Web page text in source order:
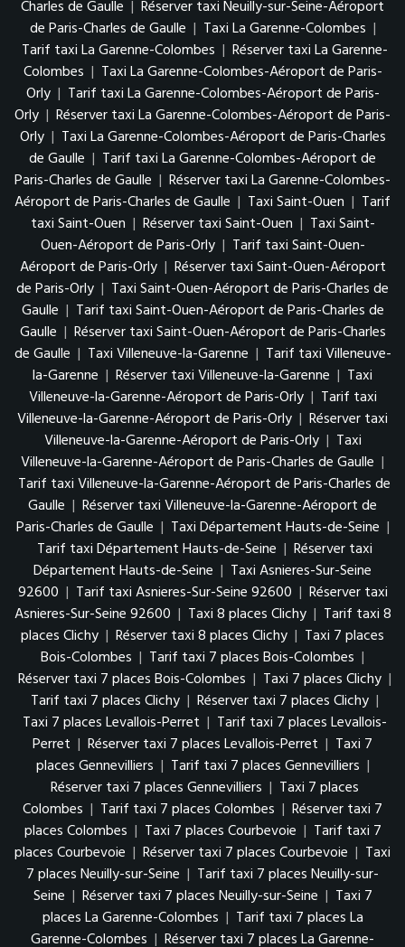
Charles de Gaulle | Réserver taxi Neuilly-sur-Seine-Aéroport
de Paris-Charles de Gaulle | Taxi La Garenne-Colombes |
Tarif taxi La Garenne-Colombes | Réserver taxi La Garenne-
Colombes | Taxi La Garenne-Colombes-Aéroport de Paris-
Orly | Tarif taxi La Garenne-Colombes-Aéroport de Paris-
Orly | Réserver taxi La Garenne-Colombes-Aéroport de Paris-
Orly | Taxi La Garenne-Colombes-Aéroport de Paris-Charles
de Gaulle | Tarif taxi La Garenne-Colombes-Aéroport de
Paris-Charles de Gaulle | Réserver taxi La Garenne-Colombes-
Aéroport de Paris-Charles de Gaulle | Taxi Saint-Ouen | Tarif
taxi Saint-Ouen | Réserver taxi Saint-Ouen | Taxi Saint-
Ouen-Aéroport de Paris-Orly | Tarif taxi Saint-Ouen-
Aéroport de Paris-Orly | Réserver taxi Saint-Ouen-Aéroport
de Paris-Orly | Taxi Saint-Ouen-Aéroport de Paris-Charles de
Gaulle | Tarif taxi Saint-Ouen-Aéroport de Paris-Charles de
Gaulle | Réserver taxi Saint-Ouen-Aéroport de Paris-Charles
de Gaulle | Taxi Villeneuve-la-Garenne | Tarif taxi Villeneuve-
la-Garenne | Réserver taxi Villeneuve-la-Garenne | Taxi
Villeneuve-la-Garenne-Aéroport de Paris-Orly | Tarif taxi
Villeneuve-la-Garenne-Aéroport de Paris-Orly | Réserver taxi
Villeneuve-la-Garenne-Aéroport de Paris-Orly | Taxi
Villeneuve-la-Garenne-Aéroport de Paris-Charles de Gaulle |
Tarif taxi Villeneuve-la-Garenne-Aéroport de Paris-Charles de
Gaulle | Réserver taxi Villeneuve-la-Garenne-Aéroport de
Paris-Charles de Gaulle | Taxi Département Hauts-de-Seine |
Tarif taxi Département Hauts-de-Seine | Réserver taxi
Département Hauts-de-Seine | Taxi Asnieres-Sur-Seine
92600 | Tarif taxi Asnieres-Sur-Seine 92600 | Réserver taxi
Asnieres-Sur-Seine 92600 | Taxi 8 places Clichy | Tarif taxi 8
places Clichy | Réserver taxi 8 places Clichy | Taxi 7 places
Bois-Colombes | Tarif taxi 7 places Bois-Colombes |
Réserver taxi 7 places Bois-Colombes | Taxi 7 places Clichy |
Tarif taxi 7 places Clichy | Réserver taxi 7 places Clichy |
Taxi 7 places Levallois-Perret | Tarif taxi 7 places Levallois-
Perret | Réserver taxi 7 places Levallois-Perret | Taxi 7
places Gennevilliers | Tarif taxi 7 places Gennevilliers |
Réserver taxi 7 places Gennevilliers | Taxi 7 places
Colombes | Tarif taxi 7 places Colombes | Réserver taxi 7
places Colombes | Taxi 7 places Courbevoie | Tarif taxi 7
places Courbevoie | Réserver taxi 7 places Courbevoie | Taxi
7 places Neuilly-sur-Seine | Tarif taxi 7 places Neuilly-sur-
Seine | Réserver taxi 7 places Neuilly-sur-Seine | Taxi 7
places La Garenne-Colombes | Tarif taxi 7 places La
Garenne-Colombes | Réserver taxi 7 places La Garenne-